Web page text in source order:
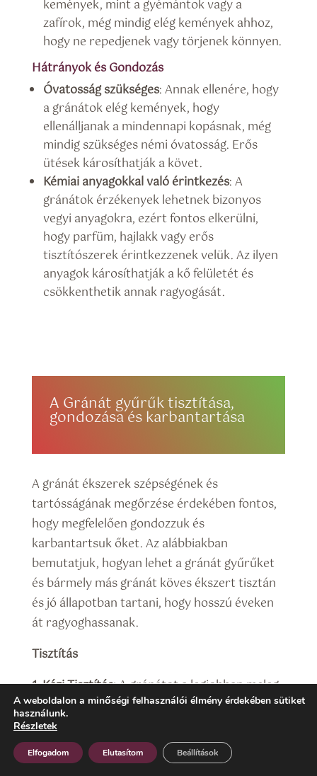
kemények, mint a gyémántok vagy a
zafírok, még mindig elég kemények ahhoz,
hogy ne repedjenek vagy törjenek könnyen.
Hátrányok és Gondozás
Óvatosság szükséges: Annak ellenére, hogy
a gránátok elég kemények, hogy
ellenálljanak a mindennapi kopásnak, még
mindig szükséges némi óvatosság. Erős
ütések károsíthatják a követ.
Kémiai anyagokkal való érintkezés: A
gránátok érzékenyek lehetnek bizonyos
vegyi anyagokra, ezért fontos elkerülni,
hogy parfüm, hajlakk vagy erős
tisztítószerek érintkezzenek velük. Az ilyen
anyagok károsíthatják a kő felületét és
csökkenthetik annak ragyogását.
A Gránát gyűrűk tisztítása,
gondozása és karbantartása
A gránát ékszerek szépségének és
tartósságának megőrzése érdekében fontos,
hogy megfelelően gondozzuk és
karbantartsuk őket. Az alábbiakban
bemutatjuk, hogyan lehet a gránát gyűrűket
és bármely más gránát köves ékszert tisztán
és jó állapotban tartani, hogy hosszú éveken
át ragyoghassanak.
Tisztítás
1. Kézi Tisztítás:A gránátot a legjobban meleg
de nem forró, mosogatószeres vízzel és puha
kefével vagy ruhával lehet tisztítani. Egy puha
sörtéjű kefe, mint például egy fogkefe, ideális a
kő tisztítására, különösen a foglalatok és
A weboldalon a minőségi felhasználói élmény érdekében sütiket
használunk.
Részletek
Elfogadom Elutasítom Beállítások